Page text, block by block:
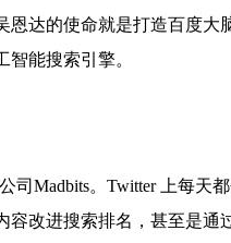
恩达的使命就是打造百度
能搜索引擎。
司Madbits。Twitter 上每天
容改进搜索排名，甚至是